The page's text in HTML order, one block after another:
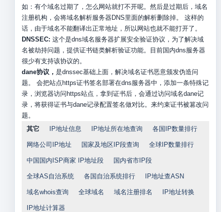
如：有个域名过期了，怎么网站就打不开呢。然后是过期后，域名
注册机构，会将域名解析服务器DNS里面的解析删除掉。 这样的
话，由于域名不能翻译出正常地址，所以网站也就不能打开了。
DNSSEC: 这个是dns域名服务器扩展安全验证协议，为了解决域
名被劫持问题，提供证书链类解析验证功能。目前国内dns服务器
很少有支持该协议的。
dane协议， 是dnssec基础上面，解决域名证书恶意颁发伪造问
题。 会把站点https证书签名部署在dns服务器中，添加一条特殊记
录，浏览器访问https站点，拿到证书后，会通过访问域名dane记
录，将获得证书与dane记录配置签名做对比。来约束证书被篡改问
题。
其它
IP地址信息 IP地址所在地查询 各国IP数量排行
网络公司IP地址 国家及地区IP段查询 全球IP数量排行
中国国内ISP商家 IP地址段 国内省市IP段
全球AS自治系统 各国自治系统排行 IP地址查ASN
域名whois查询 全球域名 域名注册排名 IP地址转换
IP地址计算器